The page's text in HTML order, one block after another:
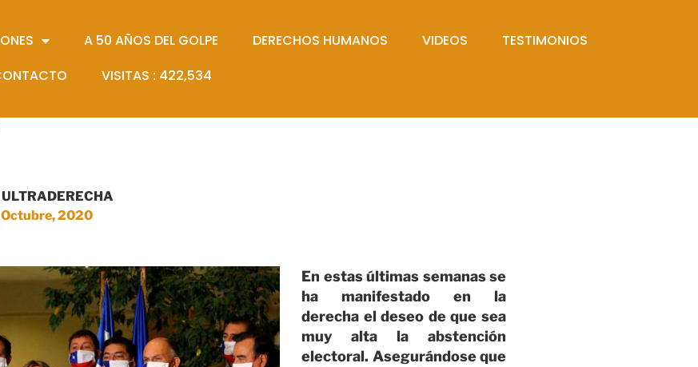
A 50 AÑOS DEL GOLPE DERECHOS HUMANOS VIDEOS
TESTIMONIOS
VISITAS : 422,534
Octubre, 2020
En estas últimas semanas se
ha manifestado en la
derecha el deseo de que sea
muy alta la abstención
electoral. Asegurándose que